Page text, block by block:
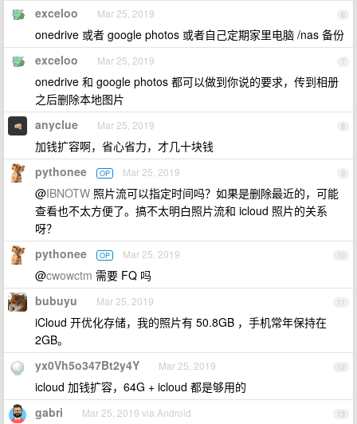
6
exceloo Mar 25, 2019
onedrive 或者 google photos 或者自己定期家里电脑 /nas 备份
7
exceloo Mar 25, 2019
onedrive 和 google photos 都可以做到你说的要求，传到相册
之后删除本地图片
8
anyclue Mar 25, 2019
加钱扩容啊，省心省力，才几十块钱
9
pythonee OP Mar 25, 2019
@IBNOTW 照片流可以指定时间吗？如果是删除最近的，可能
查看也不太方便了。搞不太明白照片流和 icloud 照片的关系
呀？
10
pythonee OP Mar 25, 2019
@cwowctm 需要 FQ 吗
11
bubuyu Mar 25, 2019
iCloud 开优化存储，我的照片有 50.8GB ，手机常年保持在
2GB。
12
yx0Vh5o347Bt2y4Y Mar 25, 2019
icloud 加钱扩容，64G + icloud 都是够用的
13
gabri Mar 25, 2019 via Android